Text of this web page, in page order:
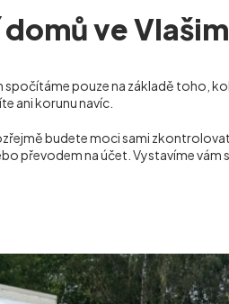
ve
spočítáme pouze na základě toho,
ani korunu navíc.
budete moci sami
převodem na účet. Vystavíme vám